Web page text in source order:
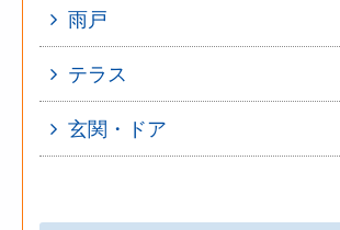
雨戸
テラス
玄関・ドア